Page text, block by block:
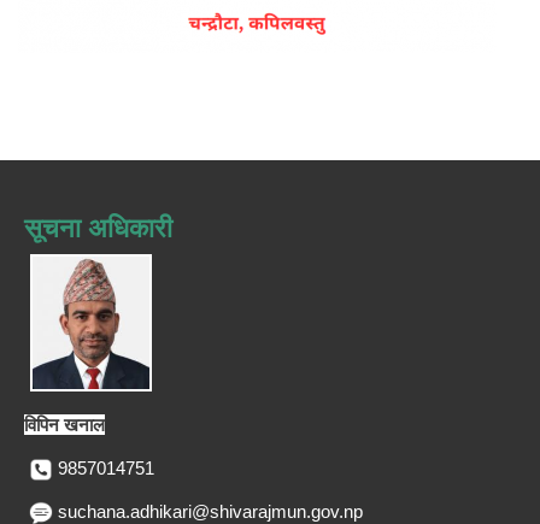
सूचना अधिकारी
विपिन खनाल
9857014751
suchana.adhikari@shivarajmun.gov.np